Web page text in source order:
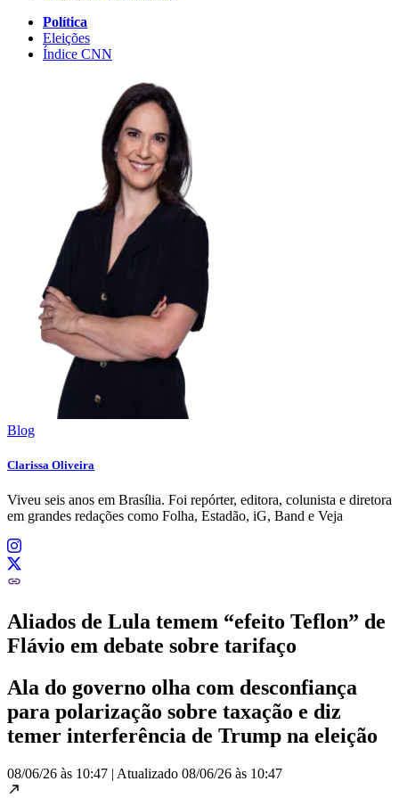
Política
Eleições
Índice CNN
Blog
Clarissa Oliveira
Viveu seis anos em Brasília. Foi repórter, editora, colunista e diretora
em grandes redações como Folha, Estadão, iG, Band e Veja
Aliados de Lula temem “efeito Teflon” de
Flávio em debate sobre tarifaço
Ala do governo olha com desconfiança
para polarização sobre taxação e diz
temer interferência de Trump na eleição
08/06/26 às 10:47 | Atualizado 08/06/26 às 10:47